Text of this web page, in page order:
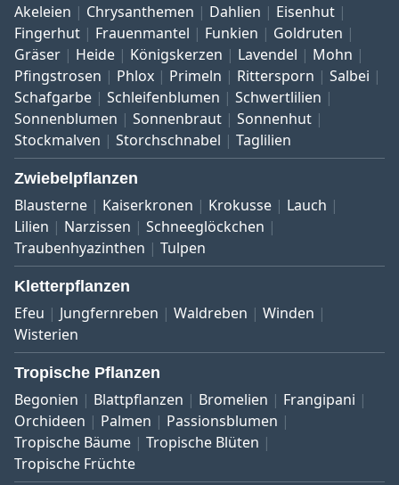
Akeleien Chrysanthemen Dahlien
Eisenhut
Fingerhut
Frauenmantel Funkien
Goldruten
Gräser
Heide Königskerzen Lavendel
Mohn
Pfingstrosen
Phlox Primeln Rittersporn
Salbei
Schafgarbe
Schleifenblumen
Schwertlilien
Sonnenblumen
Sonnenbraut
Sonnenhut
Stockmalven
Storchschnabel Taglilien
Zwiebelpflanzen
Blausterne Kaiserkronen Krokusse
Lauch
Lilien
Narzissen
Schneeglöckchen
Traubenhyazinthen
Tulpen
Kletterpflanzen
Efeu Jungfernreben Waldreben
Winden
Wisterien
Tropische Pflanzen
Begonien Blattpflanzen Bromelien
Frangipani
Orchideen
Palmen
Passionsblumen
Tropische Bäume
Tropische Blüten
Tropische Früchte